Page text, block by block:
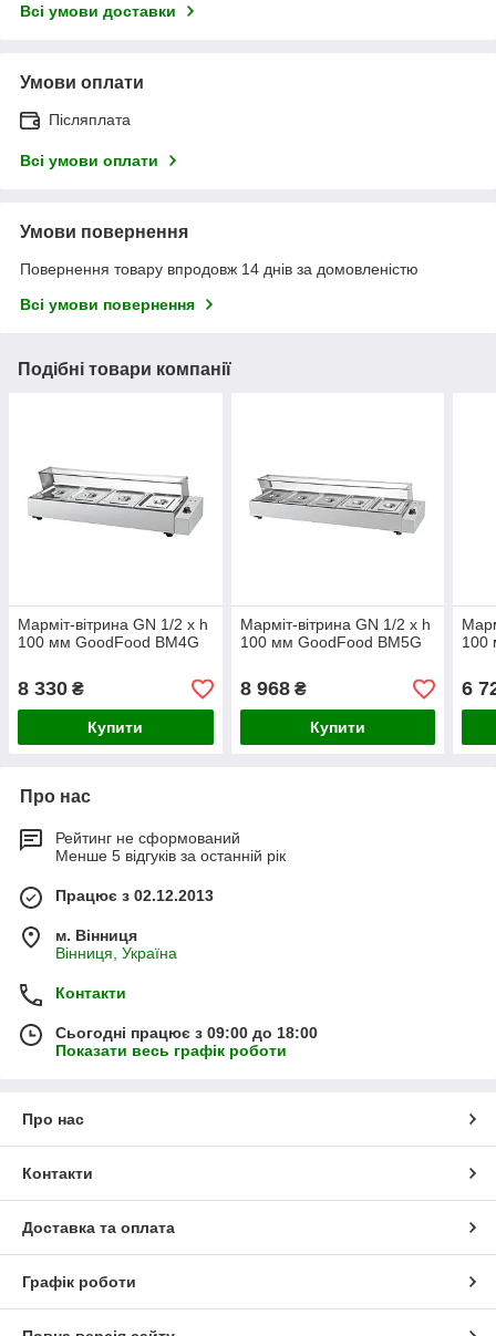
Всі умови доставки
Умови оплати
Післяплата
Всі умови оплати
Умови повернення
Повернення товару впродовж 14 днів за домовленістю
Всі умови повернення
Подібні товари компанії
Марміт-вітрина GN 1/2 х h
100 мм GoodFood BM4G
8 330 ₴
Купити
Марміт-вітрина GN 1/2 х h
100 мм GoodFood BM5G
8 968₴
Купити
100
6
Про нас
Рейтинг не сформований
Менше 5 відгуків за останній рік
Працює з 02.12.2013
м. Вінниця
Вінниця, Україна
Контакти
Сьогодні працює з 09:00 до 18:00
Показати весь графік роботи
Про нас
Контакти
Доставка та оплата
Графік роботи